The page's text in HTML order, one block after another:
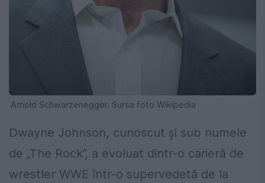
Arnold Schwarzenegger. Sursa foto Wikipedia
Dwayne Johnson, cunoscut și sub numele
de „The Rock”, a evoluat dintr-o carieră de
wrestler WWE într-o supervedetă de la